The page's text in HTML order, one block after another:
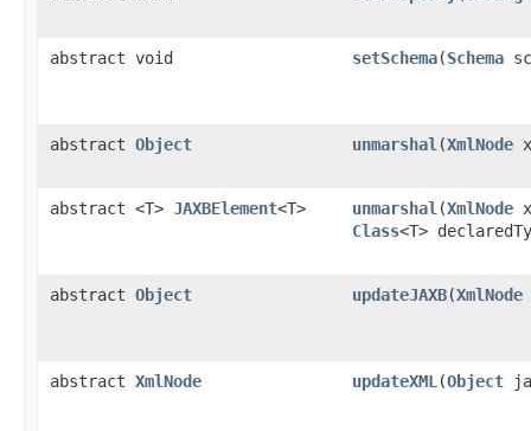
abstract void setSchema(Schema
abstract Object unmarshal (XmlNode
abstract <T> JAXBElement<T> unmarshal (XmlNode
Class<T>
abstract Object updateJAXB(XmlNode
abstract XmlNode updateXML (Object